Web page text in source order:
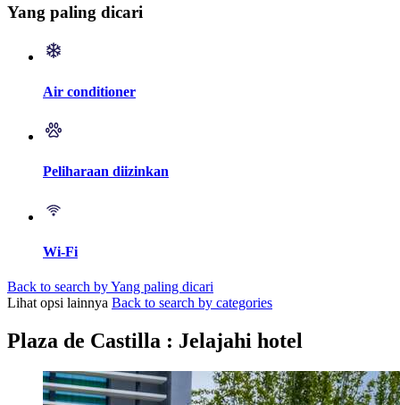
Yang paling dicari
Air conditioner
Peliharaan diizinkan
Wi-Fi
Back to search by Yang paling dicari
Lihat opsi lainnya Back to search by categories
Plaza de Castilla : Jelajahi hotel